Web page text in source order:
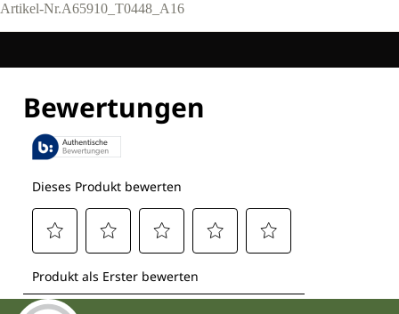
Artikel-Nr.A65910_T0448_A16